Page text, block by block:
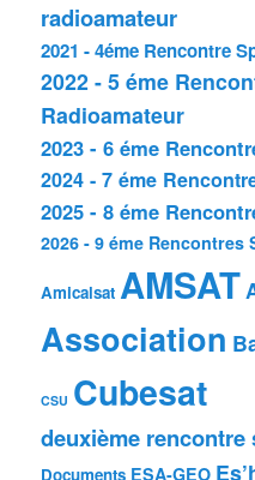
radioamateur
2021 - 4éme Rencontre
2022 - 5 éme
Radioamateur
2023 - 6 éme
2024 - 7 éme
2025 - 8 éme
2026 - 9 éme Rencontres
Amicalsat AMSAT
Association
CSU Cubesat
deuxième
Documents ESA-GEO